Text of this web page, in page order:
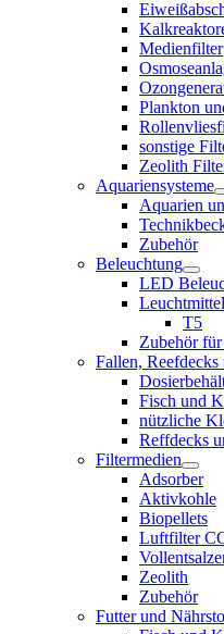
Medienfilter
Plankton
sonstige
Zeolith
Aquariensysteme
Aquarien
Zubehör
Beleuchtung
LED
Leuchtmittel
T5
Zubehör
Fallen,
Fisch und
nützliche
Reffdecks
Filtermedien
Adsorber
Aktivkohle
Biopellets
Luftfilter
Zeolith
Zubehör
Futter und